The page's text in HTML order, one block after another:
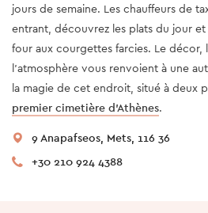
jours de semaine. Les chauffeurs de
entrant, découvrez les plats du jour
four aux courgettes farcies. Le décor,
l’atmosphère vous renvoient à une
la magie de cet endroit, situé à deux
premier cimetière d’Athènes.
9 Anapafseos, Mets, 116 36
+30 210 924 4388